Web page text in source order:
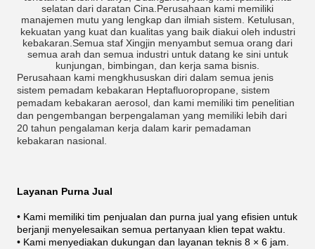
selatan dari daratan Cina.Perusahaan kami memiliki
manajemen mutu yang lengkap dan ilmiah sistem. Ketulusan,
kekuatan yang kuat dan kualitas yang baik diakui oleh industri
kebakaran.Semua staf Xingjin menyambut semua orang dari
semua arah dan semua industri untuk datang ke sini untuk
kunjungan, bimbingan, dan kerja sama bisnis.
Perusahaan kami mengkhususkan diri dalam semua jenis
sistem pemadam kebakaran Heptafluoropropane, sistem
pemadam kebakaran aerosol, dan kami memiliki tim penelitian
dan pengembangan berpengalaman yang memiliki lebih dari
20 tahun pengalaman kerja dalam karir pemadaman
kebakaran nasional.
Layanan Purna Jual
• Kami memiliki tim penjualan dan purna jual yang efisien untuk
berjanji menyelesaikan semua pertanyaan klien tepat waktu.
• Kami menyediakan dukungan dan layanan teknis 8 × 6 jam.